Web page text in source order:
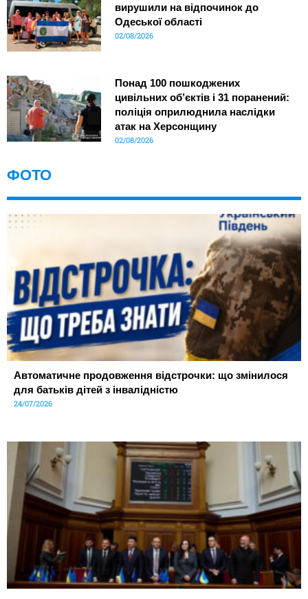
вирушили на відпочинок до
Одеської області
02/08/2026
Понад 100 пошкоджених
цивільних об’єктів і 31 поранений:
поліція оприлюднила наслідки
атак на Херсонщину
02/08/2026
ФОТО
Автоматичне продовження відстрочки: що змінилося
для батьків дітей з інвалідністю
24/07/2026